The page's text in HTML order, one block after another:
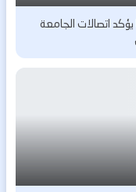
اتصالات الجامعة